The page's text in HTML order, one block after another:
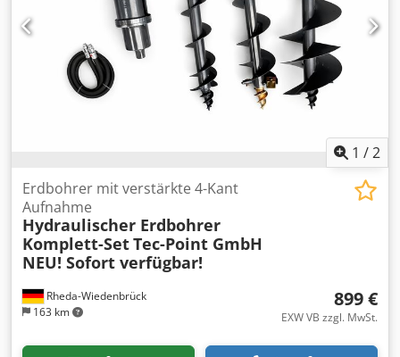
1 /2
Rheda-Wiedenbrück
163 km
Erdbohrer mit verstärkte 4-Kant
Aufnahme
Hydraulischer Erdbohrer
Komplett-SetTec-Point GmbH
NEU! Sofort verfügbar!
899 €
EXW VB zzgl. MwSt.